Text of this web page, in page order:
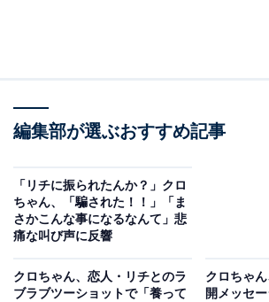
編集部が選ぶおすすめ記事
「リチに振られたんか？」クロ
ちゃん、「騙された！！」「ま
さかこんな事になるなんて」悲
痛な叫び声に反響
クロちゃん、恋人・リチとのラ
ブラブツーショットで「養って
クロちゃ
開メッセ